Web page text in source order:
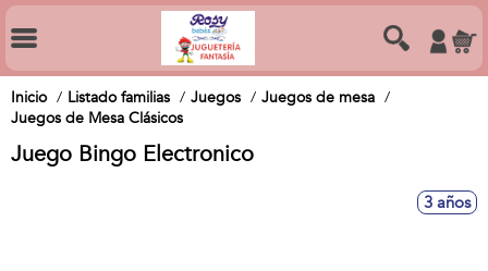
Inicio Listado familias Juegos
Juegos de mesa
Juegos de Mesa Clásicos
Juego Bingo Electronico
3 años